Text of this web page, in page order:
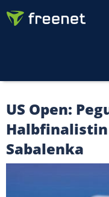
US Open:
Halbfinalistin
Sabalenka